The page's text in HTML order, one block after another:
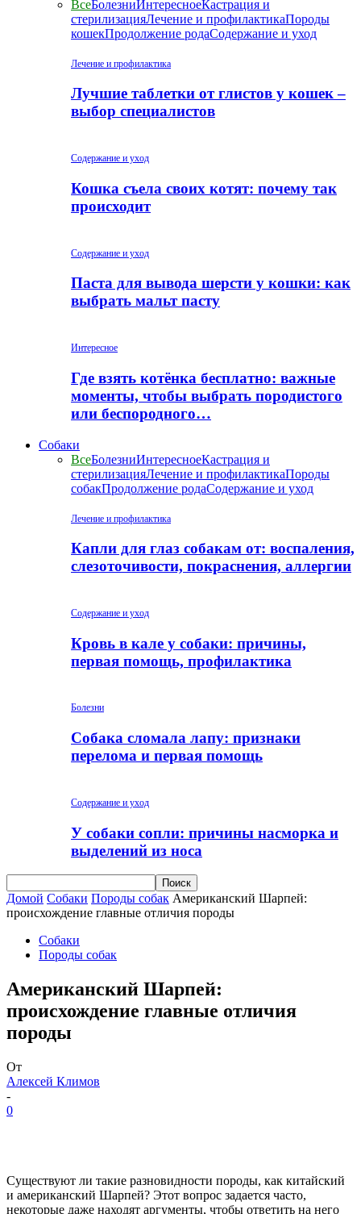
ВсеБолезниИнтересноеКастрация и
стерилизацияЛечение и профилактикаПороды
кошекПродолжение родаСодержание и уход
Лечение и профилактика
Лучшие таблетки от глистов у кошек –
выбор специалистов
Содержание и уход
Кошка съела своих котят: почему так
происходит
Содержание и уход
Паста для вывода шерсти у кошки: как
выбрать мальт пасту
Интересное
Где взять котёнка бесплатно: важные
моменты, чтобы выбрать породистого
или беспородного…
Собаки
ВсеБолезниИнтересноеКастрация и
стерилизацияЛечение и профилактикаПороды
собакПродолжение родаСодержание и уход
Лечение и профилактика
Капли для глаз собакам от: воспаления,
слезоточивости, покраснения, аллергии
Содержание и уход
Кровь в кале у собаки: причины,
первая помощь, профилактика
Болезни
Собака сломала лапу: признаки
перелома и первая помощь
Содержание и уход
У собаки сопли: причины насморка и
выделений из носа
Домой Собаки Породы собак Американский Шарпей:
происхождение главные отличия породы
Собаки
Породы собак
Американский Шарпей:
происхождение главные отличия
породы
От
Алексей Климов
-
0
Существуют ли такие разновидности породы, как китайский
и американский Шарпей? Этот вопрос задается часто,
некоторые даже находят аргументы, чтобы ответить на него